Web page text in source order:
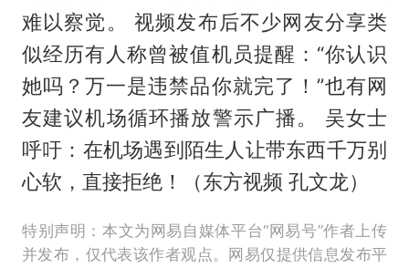
难以察觉。 视频发布后不少网友分享类
似经历有人称曾被值机员提醒：“你认识
她吗？万一是违禁品你就完了！”也有网
友建议机场循环播放警示广播。 吴女士
呼吁：在机场遇到陌生人让带东西千万别
心软，直接拒绝！（东方视频 孔文龙）
特别声明：本文为网易自媒体平台“网易号”作者上传
并发布，仅代表该作者观点。网易仅提供信息发布平